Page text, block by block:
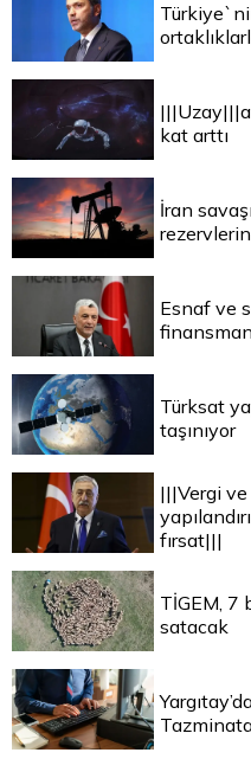
kat arttı
İran
Esnaf ve
finansman
Türksat
taşınıyor
|||Vergi ve
fırsat|||
TİGEM, 7
satacak